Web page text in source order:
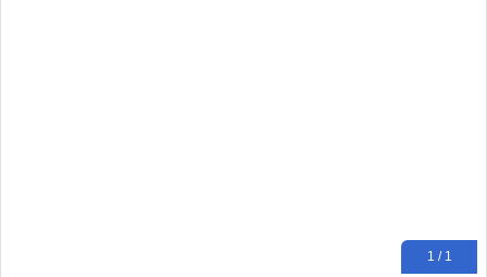
1 / 1